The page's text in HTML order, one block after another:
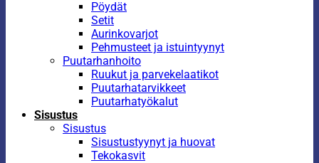
Pöydät
Setit
Aurinkovarjot
Pehmusteet ja istuintyynyt
Puutarhanhoito
Ruukut ja parvekelaatikot
Puutarhatarvikkeet
Puutarhatyökalut
Sisustus
Sisustus
Sisustustyynyt ja huovat
Tekokasvit